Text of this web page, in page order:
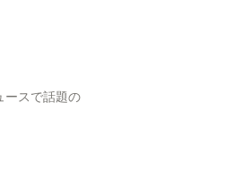
ースで話題の